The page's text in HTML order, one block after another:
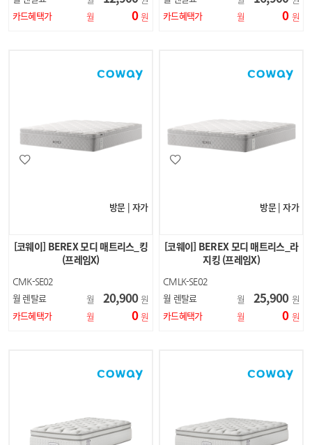
카드혜택가
월 0 원
카드혜택가
월 0 원
방문 | 자가
[코웨이] BEREX 모디 매트리스_킹
(프레임X)
CMK-SE02
월 렌탈료 월 20,900 원
카드혜택가
월 0 원
방문 | 자가
[코웨이] BEREX 모디 매트리스_라
지킹 (프레임X)
CMLK-SE02
월 렌탈료 월 25,900 원
카드혜택가
월 0 원